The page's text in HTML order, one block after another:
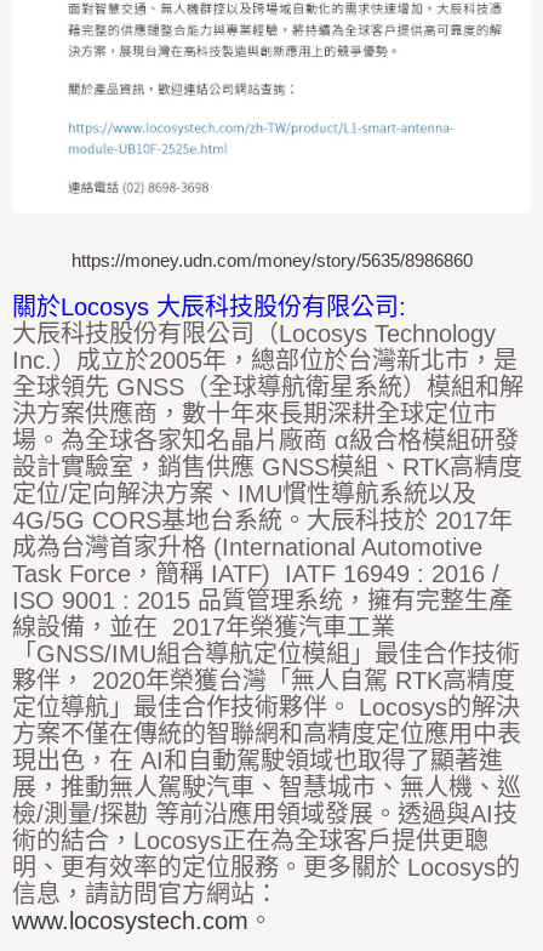
https://money.udn.com/money/story/5635/8986860
關於Locosys 大辰科技股份有限公司:
大辰科技股份有限公司（Locosys Technology
Inc.）成立於2005年，總部位於台灣新北市，是
全球領先 GNSS（全球導航衛星系統）模組和解
決方案供應商，數十年來長期深耕全球定位市
場。為全球各家知名晶片廠商 α級合格模組研發
設計實驗室，銷售供應 GNSS模組、RTK高精度
定位/定向解決方案、IMU慣性導航系統以及
4G/5G CORS基地台系統。大辰科技於 2017年
成為台灣首家升格 (International Automotive
Task Force，簡稱 IATF) IATF 16949 : 2016 /
ISO 9001 : 2015 品質管理系统，擁有完整生產
線設備，並在 2017年榮獲汽車工業
「GNSS/IMU組合導航定位模組」最佳合作技術
夥伴， 2020年榮獲台灣「無人自駕 RTK高精度
定位導航」最佳合作技術夥伴。 Locosys的解決
方案不僅在傳統的智聯網和高精度定位應用中表
現出色，在 AI和自動駕駛領域也取得了顯著進
展，推動無人駕駛汽車、智慧城市、無人機、巡
檢/測量/探勘 等前沿應用領域發展。透過與AI技
術的結合，Locosys正在為全球客戶提供更聰
明、更有效率的定位服務。更多關於 Locosys的
信息，請訪問官方網站：
www.locosystech.com 。